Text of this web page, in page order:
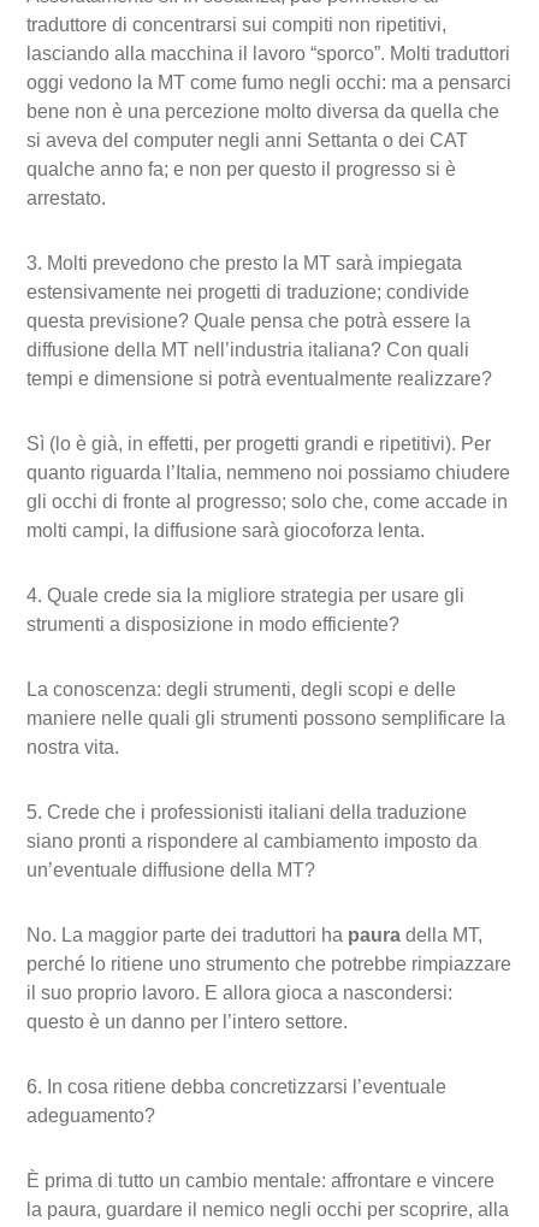
traduttore di concentrarsi sui compiti non ripetitivi,
lasciando alla macchina il lavoro “sporco”. Molti traduttori
oggi vedono la MT come fumo negli occhi: ma a pensarci
bene non è una percezione molto diversa da quella che
si aveva del computer negli anni Settanta o dei CAT
qualche anno fa; e non per questo il progresso si è
arrestato.
3. Molti prevedono che presto la MT sarà impiegata
estensivamente nei progetti di traduzione; condivide
questa previsione? Quale pensa che potrà essere la
diffusione della MT nell’industria italiana? Con quali
tempi e dimensione si potrà eventualmente realizzare?
Sì (lo è già, in effetti, per progetti grandi e ripetitivi). Per
quanto riguarda l’Italia, nemmeno noi possiamo chiudere
gli occhi di fronte al progresso; solo che, come accade in
molti campi, la diffusione sarà giocoforza lenta.
4. Quale crede sia la migliore strategia per usare gli
strumenti a disposizione in modo efficiente?
La conoscenza: degli strumenti, degli scopi e delle
maniere nelle quali gli strumenti possono semplificare la
nostra vita.
5. Crede che i professionisti italiani della traduzione
siano pronti a rispondere al cambiamento imposto da
un’eventuale diffusione della MT?
No. La maggior parte dei traduttori ha paura della MT,
perché lo ritiene uno strumento che potrebbe rimpiazzare
il suo proprio lavoro. E allora gioca a nascondersi:
questo è un danno per l’intero settore.
6. In cosa ritiene debba concretizzarsi l’eventuale
adeguamento?
È prima di tutto un cambio mentale: affrontare e vincere
la paura, guardare il nemico negli occhi per scoprire, alla